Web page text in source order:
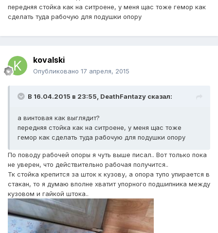
передняя стойка как на ситроене, у меня щас тоже гемор как
сделать туда рабочую для подушки опору
kovalski
Опубликовано 17 апреля, 2015
В 16.04.2015 в 23:55, DeathFantazy сказал:
а винтовая как выглядит?
передняя стойка как на ситроене, у меня щас тоже
гемор как сделать туда рабочую для подушки опору
По поводу рабочей опоры я чуть выше писал.. Вот только пока
не уверен, что действительно рабочая получится..
Тк стойка крепится за шток к кузову, а опора тупо упирается в
стакан, то я думаю вполне хватит упорного подшипника между
кузовом и гайкой штока..